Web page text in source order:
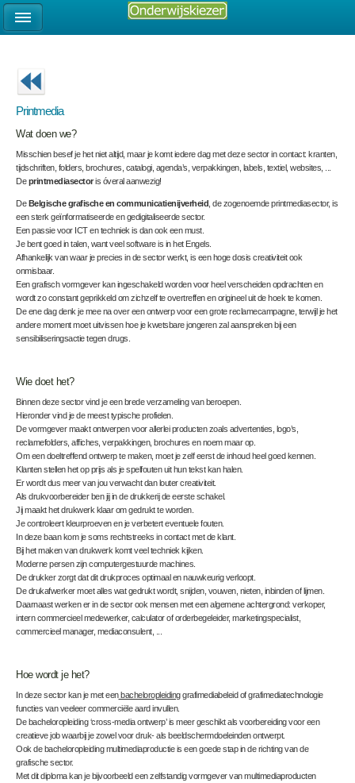
Printmedia
Wat doen we?
Misschien besef je het niet altijd, maar je komt iedere dag met deze sector in contact: kranten,
tijdschriften, folders, brochures, catalogi, agenda’s, verpakkingen, labels, textiel, websites, ...
Deprintmediasectoris óveral aanwezig!
De Belgische grafische en communicatienijverheid , de zogenoemde printmediasector, is
een sterk geïnformatiseerde en gedigitaliseerde sector.
Een passie voor ICT en techniek is dan ook een must.
Je bent goed in talen, want veel software is in het Engels.
Afhankelijk van waar je precies in de sector werkt, is een hoge dosis creativiteit ook
onmisbaar.
Een grafisch vormgever kan ingeschakeld worden voor heel verscheiden opdrachten en
wordt zo constant geprikkeld om zichzelf te overtreffen en origineel uit de hoek te komen.
De ene dag denk je mee na over een ontwerp voor een grote reclamecampagne, terwijl je het
andere moment moet uitvissen hoe je kwetsbare jongeren zal aanspreken bij een
sensibiliseringsactie tegen drugs.
Wie doet het?
Binnen deze sector vind je een brede verzameling van beroepen.
Hieronder vind je de meest typische profielen.
De vormgever maakt ontwerpen voor allerlei producten zoals advertenties, logo’s,
reclamefolders, affiches, verpakkingen, brochures en noem maar op.
Om een doeltreffend ontwerp te maken, moet je zelf eerst de inhoud heel goed kennen.
Klanten stellen het op prijs als je spelfouten uit hun tekst kan halen.
Er wordt dus meer van jou verwacht dan louter creativiteit.
Als drukvoorbereider ben jij in de drukkerij de eerste schakel.
Jij maakt het drukwerk klaar om gedrukt te worden.
Je controleert kleurproeven en je verbetert eventuele fouten.
In deze baan kom je soms rechtstreeks in contact met de klant.
Bij het maken van drukwerk komt veel techniek kijken.
Moderne persen zijn computergestuurde machines.
De drukker zorgt dat dit drukproces optimaal en nauwkeurig verloopt.
De drukafwerker moet alles wat gedrukt wordt, snijden, vouwen, nieten, inbinden of lijmen.
Daarnaast werken er in de sector ook mensen met een algemene achtergrond: verkoper,
intern commercieel medewerker, calculator of orderbegeleider, marketingspecialist,
commercieel manager, mediaconsulent, ...
Hoe wordt je het?
In deze sector kan je met eenbacheloropleidinggrafimediabeleid of grafimediatechnologie
functies van veeleer commerciële aard invullen.
De bacheloropleiding ‘cross-media ontwerp’ is meer geschikt als voorbereiding voor een
creatieve job waarbij je zowel voor druk- als beeldschermdoeleinden ontwerpt.
Ook de bacheloropleiding multimediaproductie is een goede stap in de richting van de
grafische sector.
Met dit diploma kan je bijvoorbeeld een zelfstandig vormgever van multimediaproducten